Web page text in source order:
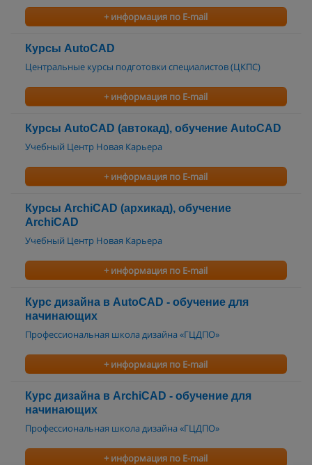
+ информация по E-mail
Курсы AutoCAD
Центральные курсы подготовки специалистов (ЦКПС)
+ информация по E-mail
Курсы AutoCAD (автокад), обучение AutoCAD
Учебный Центр Новая Карьера
+ информация по E-mail
Курсы ArchiCAD (архикад), обучение
ArchiCAD
Учебный Центр Новая Карьера
+ информация по E-mail
Курс дизайна в AutoCAD - обучение для
начинающих
Профессиональная школа дизайна «ГЦДПО»
+ информация по E-mail
Курс дизайна в ArchiCAD - обучение для
начинающих
Профессиональная школа дизайна «ГЦДПО»
+ информация по E-mail